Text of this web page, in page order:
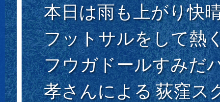
本日は雨も上がり快
フットサルをして熱
フウガドールすみだ
孝さんによる 荻窪ス